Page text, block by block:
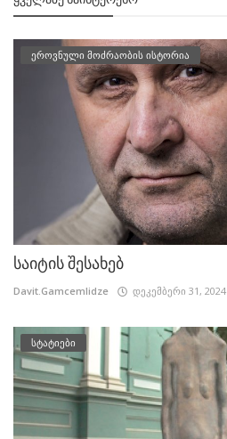
ეროვნული მოძრაობის ისტორია
საიტის შესახებ
Davit.Gamcemlidze დეკემბერი 31, 2024
სტატიები